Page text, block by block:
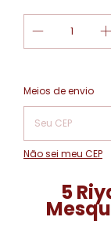
Entregas para o
Meios de envio
Não sei meu CEP
5